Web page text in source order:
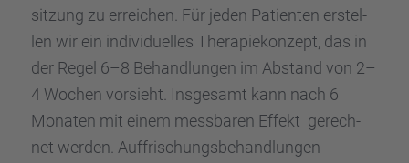
sit­zung zu errei­chen. Für jeden Patien­ten erstel­
len wir ein indivi­du­el­les Thera­pie­kon­zept, das in
der Regel 6–8 Behand­lun­gen im Abstand von 2–
4 Wochen vorsieht. Insge­samt kann nach 6
Monaten mit einem messba­ren Effekt gerech­
net werden. Auffri­schungs­be­hand­lun­gen